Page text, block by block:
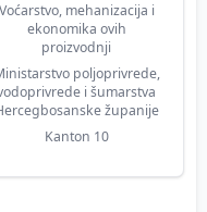
Voćarstvo, mehanizacija i
ekonomika ovih
proizvodnji
poljoprivrede,
i šumarstva
županije
Kanton 10